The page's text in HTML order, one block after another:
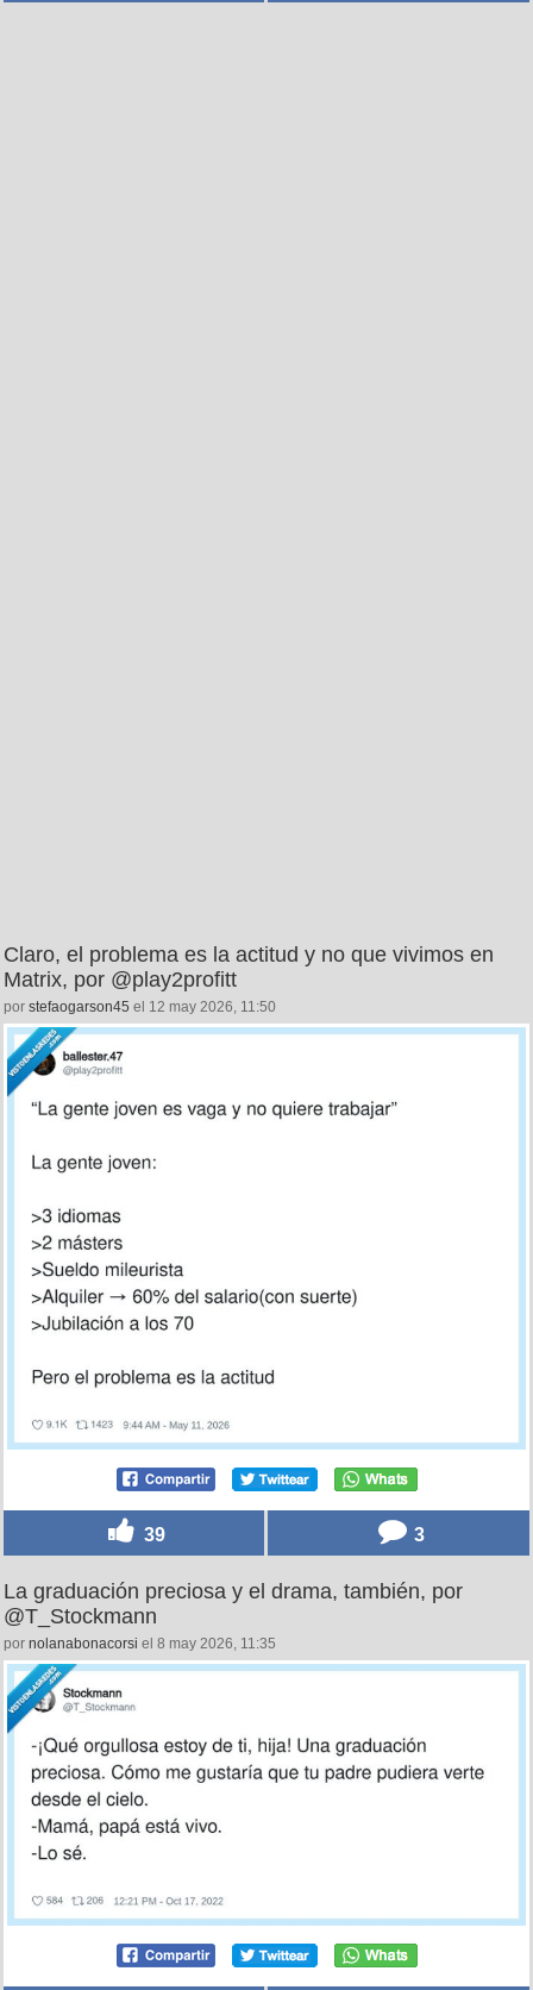
Claro, el problema es la actitud y no que vivimos en
Matrix, por @play2profitt
por stefaogarson45 el 12 may 2026, 11:50
39 3
La graduación preciosa y el drama, también, por
@T_Stockmann
por nolanabonacorsi el 8 may 2026, 11:35